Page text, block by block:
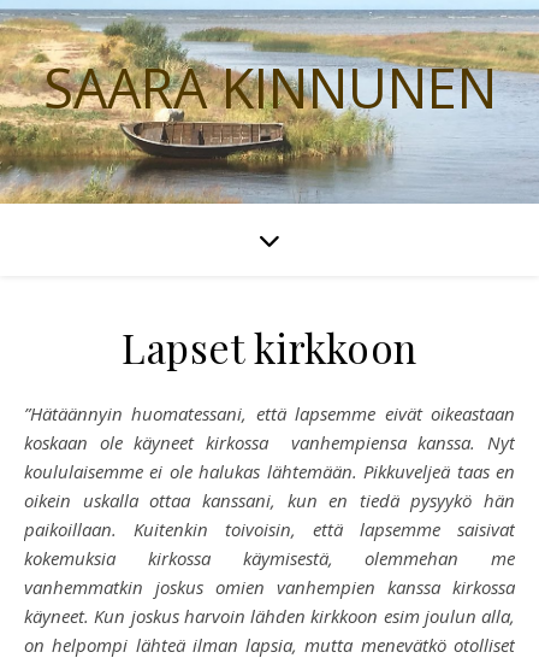
SAARA KINNUNEN
Lapset kirkkoon
”Hätäännyin huomatessani, että lapsemme eivät oikeastaan
koskaan ole käyneet kirkossa vanhempiensa kanssa. Nyt
koululaisemme ei ole halukas lähtemään. Pikkuveljeä taas en
oikein uskalla ottaa kanssani, kun en tiedä pysyykö hän
paikoillaan. Kuitenkin toivoisin, että lapsemme saisivat
kokemuksia kirkossa käymisestä, olemmehan me
vanhemmatkin joskus omien vanhempien kanssa kirkossa
käyneet. Kun joskus harvoin lähden kirkkoon esim joulun alla,
on helpompi lähteä ilman lapsia, mutta menevätkö otolliset